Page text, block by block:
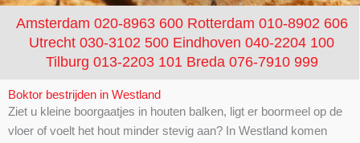
Amsterdam 020-8963 600 Rotterdam 010-8902 606
Utrecht 030-3102 500 Eindhoven 040-2204 100
Tilburg 013-2203 101 Breda 076-7910 999
Boktor bestrijden in Westland
Ziet u kleine boorgaatjes in houten balken, ligt er boormeel op de
vloer of voelt het hout minder stevig aan? In Westland komen